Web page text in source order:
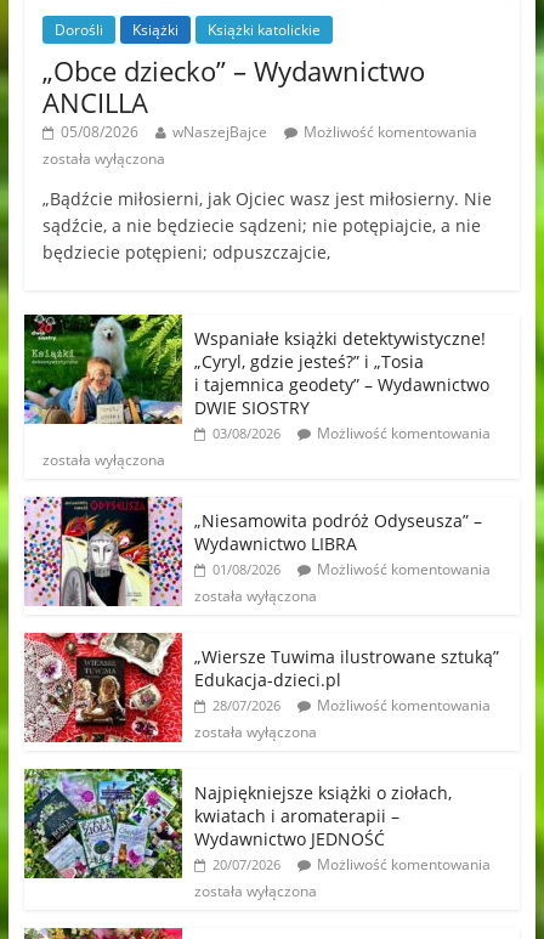
Dorośli Książki Książki katolickie
„Obce dziecko” – Wydawnictwo
ANCILLA
05/08/2026 wNaszejBajce
Możliwość komentowania
została wyłączona
„Bądźcie miłosierni, jak Ojciec wasz jest miłosierny. Nie
sądźcie, a nie będziecie sądzeni; nie potępiajcie, a nie
będziecie potępieni; odpuszczajcie,
Wspaniałe książki detektywistyczne!
„Cyryl, gdzie jesteś?” i „Tosia
i tajemnica geodety” – Wydawnictwo
DWIE SIOSTRY
03/08/2026
Możliwość komentowania
została wyłączona
„Niesamowita podróż Odyseusza” –
Wydawnictwo LIBRA
01/08/2026
Możliwość komentowania
została wyłączona
„Wiersze Tuwima ilustrowane sztuką”
Edukacja-dzieci.pl
28/07/2026
Możliwość komentowania
została wyłączona
Najpiękniejsze książki o ziołach,
kwiatach i aromaterapii –
Wydawnictwo JEDNOŚĆ
20/07/2026
Możliwość komentowania
została wyłączona